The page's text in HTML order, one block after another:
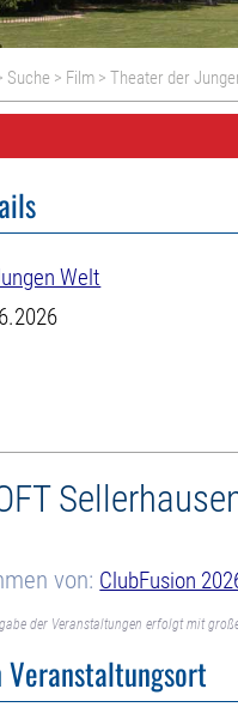
Suche > Film >Theater der
Welt
von: ClubFusion
der Veranstaltungen erfolgt mit